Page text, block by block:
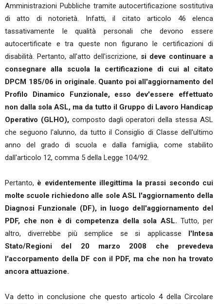
Amministrazioni Pubbliche tramite autocertificazione sostitutiva
di atto di notorietà. Infatti, il citato articolo 46 elenca
tassativamente le qualità personali che devono essere
autocertificate e tra queste non figurano le certificazioni di
disabilità. Pertanto, all'atto dell'iscrizione, si deve continuare a
consegnare alla scuola la certificazione di cui al citato
DPCM 185/06 in originale. Quanto poi all'aggiornamento del
Profilo Dinamico Funzionale, esso dev'essere effettuato
non dalla sola ASL, ma da tutto il Gruppo di Lavoro Handicap
Operativo (GLHO),composto dagli operatori della stessa ASL
che seguono l'alunno, da tutto il Consiglio di Classe dell'ultimo
anno del grado di scuola e dalla famiglia, come stabilito
dall'articolo 12, comma 5 della Legge 104/92.
Pertanto, è evidentemente illegittima la prassi secondo cui
molte scuole richiedono alle sole ASL l'aggiornamento della
Diagnosi Funzionale (DF), in luogo dell'aggiornamento del
PDF, che non è di competenza della sola ASL. Tutto, per
altro, diverrebbe più semplice se si applicasse l'Intesa
Stato/Regioni del 20 marzo 2008 che prevedeva
l'accorpamento della DF con il PDF, ma che non ha trovato
ancora attuazione.
Va detto in conclusione che questo articolo 4 della Circolare